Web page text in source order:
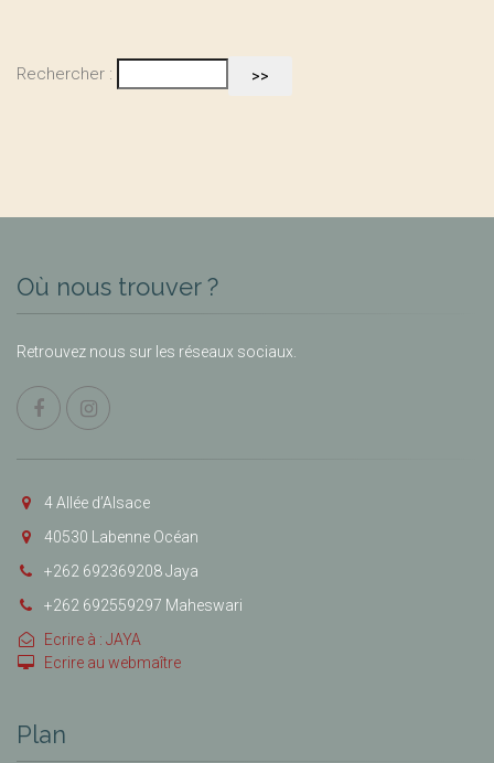
Rechercher :
Où nous trouver ?
Retrouvez nous sur les réseaux sociaux.
4 Allée d’Alsace
40530 Labenne Océan
+262 692369208 Jaya
+262 692559297 Maheswari
Ecrire à : JAYA
Ecrire au webmaître
Plan